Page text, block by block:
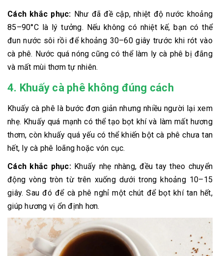
Cách khắc phục: Như đã đề cập, nhiệt độ nước khoảng
85–90°C là lý tưởng. Nếu không có nhiệt kế, bạn có thể
đun nước sôi rồi để khoảng 30–60 giây trước khi rót vào
cà phê. Nước quá nóng cũng có thể làm ly cà phê bị đắng
và mất mùi thơm tự nhiên.
4. Khuấy cà phê không đúng cách
Khuấy cà phê là bước đơn giản nhưng nhiều người lại xem
nhẹ. Khuấy quá mạnh có thể tạo bọt khí và làm mất hương
thơm, còn khuấy quá yếu có thể khiến bột cà phê chưa tan
hết, ly cà phê loãng hoặc vón cục.
Cách khắc phục:Khuấy nhẹ nhàng, đều tay theo chuyển
động vòng tròn từ trên xuống dưới trong khoảng 10–15
giây. Sau đó để cà phê nghỉ một chút để bọt khí tan hết,
giúp hương vị ổn định hơn.